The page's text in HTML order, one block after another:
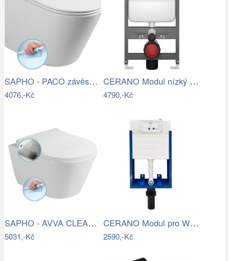
SAPHO - PACO závěsná WC mísa, Rimless,…
4076,-Kč
CERANO Modul nízký pro WC závěsné Prime…
4790,-Kč
SAPHO - AVVA CLEANWASH závěsná WC mísa,…
5031,-Kč
CERANO Modul pro WC závěsné Lite - k…
2590,-Kč